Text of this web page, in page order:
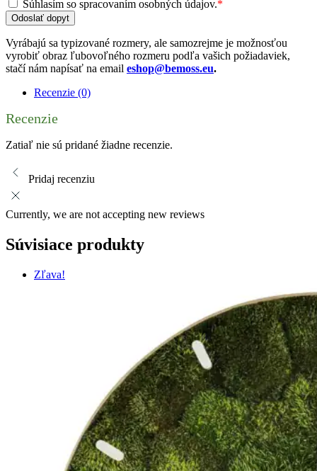
Súhlasím so spracovaním osobných údajov.*
Odoslať dopyt
Vyrábajú sa typizované rozmery, ale samozrejme je možnosťou
vyrobiť obraz ľubovoľného rozmeru podľa vašich požiadaviek,
stačí nám napísať na email eshop@bemoss.eu.
Recenzie (0)
Recenzie
Zatiaľ nie sú pridané žiadne recenzie.
Pridaj recenziu
Currently, we are not accepting new reviews
Súvisiace produkty
Zľava!